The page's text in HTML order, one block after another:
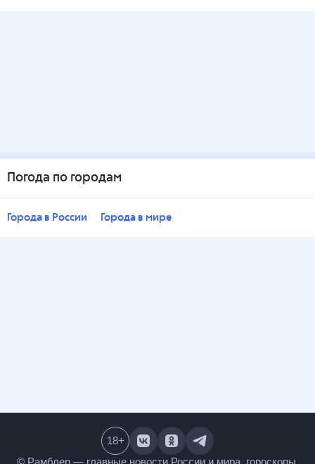
Погода по городам
Города в России Города в мире
18+